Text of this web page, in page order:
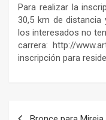
Para realizar la
30,5 km de distancia
los interesados no
carrera: http://
inscripción para